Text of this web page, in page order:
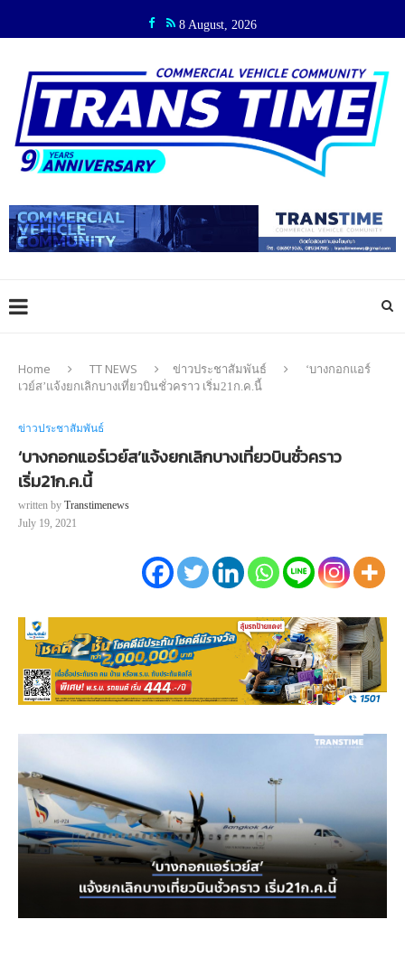
8 August, 2026
Home TT NEWS ข่าวประชาสัมพันธ์
‘บางกอกแอร์
เวย์ส’แจ้งยกเลิกบางเที่ยวบินชั่วคราว เริ่ม21ก.ค.นี้
ข่าวประชาสัมพันธ์
‘บางกอกแอร์เวย์ส’แจ้งยกเลิกบางเที่ยวบินชั่วคราว
เริ่ม21ก.ค.นี้
written by Transtimenews
July 19, 2021